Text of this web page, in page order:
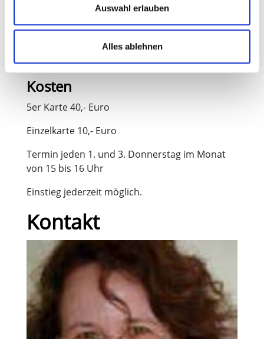
Auswahl erlauben
Alles ablehnen
Kosten
5er Karte 40,- Euro
Einzelkarte 10,- Euro
Termin jeden 1. und 3. Donnerstag im Monat
von 15 bis 16 Uhr
Einstieg jederzeit möglich.
Kontakt